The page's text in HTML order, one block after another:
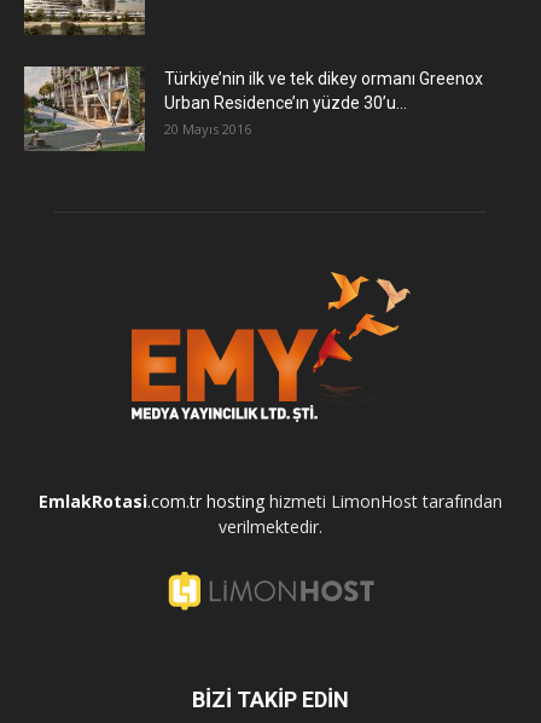
Türkiye’nin ilk ve tek dikey ormanı Greenox
Urban Residence’ın yüzde 30’u...
20 Mayıs 2016
EmlakRotasi.com.tr hosting hizmeti LimonHost tarafından
verilmektedir.
BİZİ TAKİP EDİN